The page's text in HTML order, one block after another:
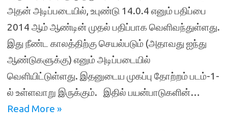
அதன் அடிப்படையில், உபுண்டு 14.0.4 எனும் பதிப்பை
2014 ஆம் ஆண்டின் முதல் பதிப்பாக வெளிவந்துள்ளது.
இது நீண்ட காலத்திற்கு செயல்படும் (அதாவது ஐந்து
ஆண்டுகளுக்கு) எனும் அடிப்படையில்
வெளியிட்டுள்ளது. இதனுடைய முகப்பு தோற்றம் படம்-1-
ல் உள்ளவாறு இருக்கும். இதில் பயன்பாடுகளின்…
Read More »